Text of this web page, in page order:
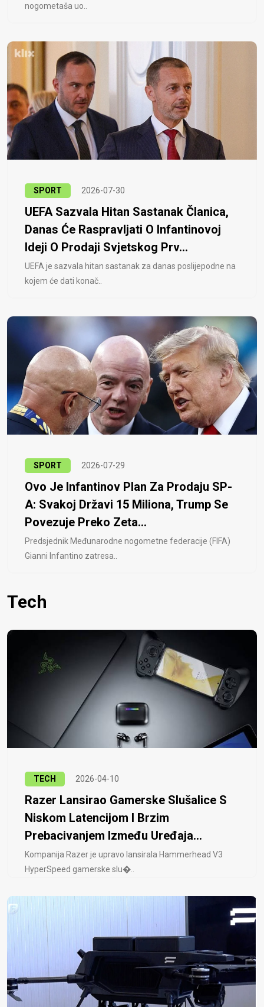
nogometaša uo..
SPORT 2026-07-30
UEFA Sazvala Hitan Sastanak Članica,
Danas Će Raspravljati O Infantinovoj
Ideji O Prodaji Svjetskog Prv...
UEFA je sazvala hitan sastanak za danas poslijepodne na
kojem će dati konač..
SPORT 2026-07-29
Ovo Je Infantinov Plan Za Prodaju SP-
A: Svakoj Državi 15 Miliona, Trump Se
Povezuje Preko Zeta...
Predsjednik Međunarodne nogometne federacije (FIFA)
Gianni Infantino zatresa..
Tech
TECH 2026-04-10
Razer Lansirao Gamerske Slušalice S
Niskom Latencijom I Brzim
Prebacivanjem Između Uređaja...
Kompanija Razer je upravo lansirala Hammerhead V3
HyperSpeed ​​gamerske slu�..